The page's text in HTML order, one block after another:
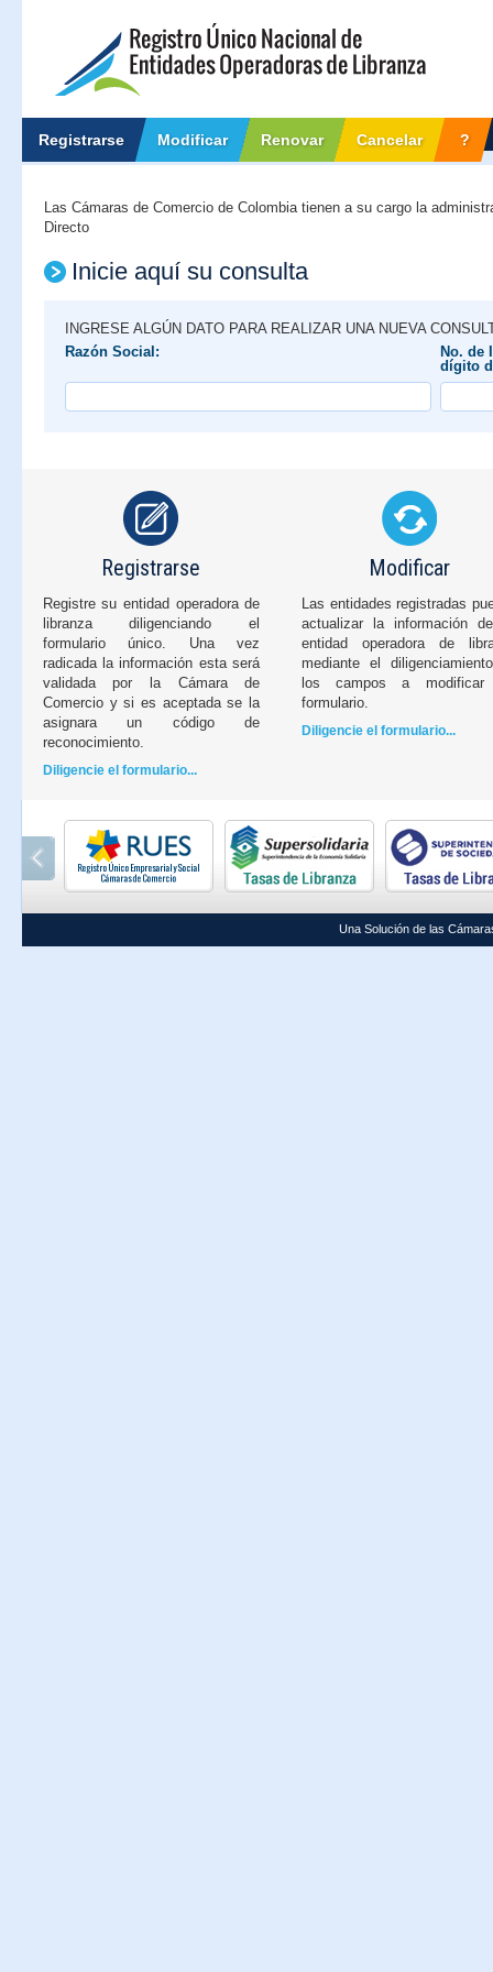
Registrarse Modificar Renovar Cancelar ?
Las Cámaras de Comercio de Colombia tienen a su cargo la
Directo
Inicie aquí su consulta
INGRESE ALGÚN DATO PARA REALIZAR UNA NUEVA
Razón Social:
No. de
dígito
Registrarse
Registre su entidad operadora de
libranza diligenciando el
formulario único. Una vez
radicada la información esta será
validada por la Cámara de
Comercio y si es aceptada se la
asignara un código de
reconocimiento.
Diligencie el formulario...
Modificar
Las entidades registradas
actualizar la información
entidad operadora de
mediante el
los campos a modificar
formulario.
Diligencie el formulario...
Una Solución de las